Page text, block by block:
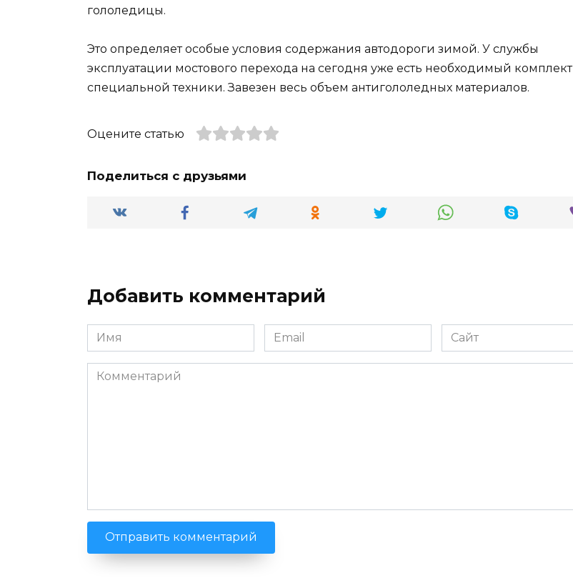
гололедицы.
Это определяет особые условия содержания автодороги зимой. У службы
эксплуатации мостового перехода на сегодня уже есть необходимый комплект
специальной техники. Завезен весь объем антигололедных материалов.
Оцените статью
Поделиться с друзьями
Добавить комментарий
Имя
*
Email
*
Сайт
Комментарий